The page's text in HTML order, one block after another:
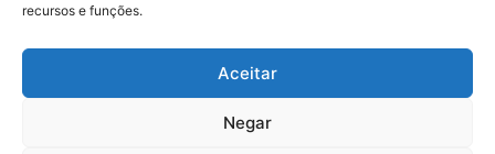
recursos e funções.
Aceitar
Negar